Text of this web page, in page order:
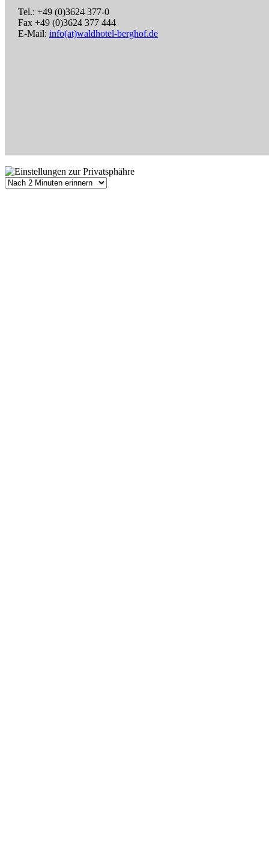
Tel.: +49 (0)3624 377-0
Fax +49 (0)3624 377 444
E-Mail: info(at)waldhotel-berghof.de